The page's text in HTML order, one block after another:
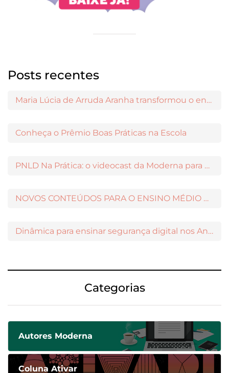
Posts recentes
Maria Lúcia de Arruda Aranha transformou o ensino de Filosofia no Brasil
Conheça o Prêmio Boas Práticas na Escola
PNLD Na Prática: o videocast da Moderna para apoiar a escolha das obras aprovadas
NOVOS CONTEÚDOS PARA O ENSINO MÉDIO DISPONÍVEIS NO MODERNAMIGOS
Dinâmica para ensinar segurança digital nos Anos Iniciais
Categorias
Autores Moderna
Coluna Ativar